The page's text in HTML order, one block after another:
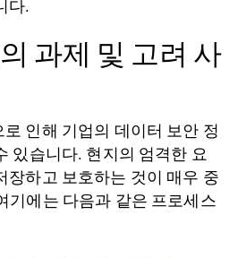
다.
과제 및 고려 사
인해 기업의 데이터 보안 정
있습니다. 현지의 엄격한 요
장하고 보호하는 것이 매우 중
기에는 다음과 같은 프로세스